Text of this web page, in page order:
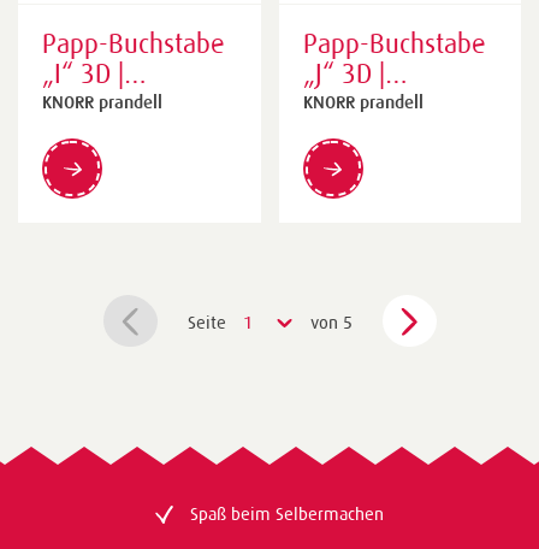
Papp-Buchstabe
„I“ 3D |
55×175×55 mm,
natur
KNORR prandell
Papp-Buchstabe
„J“ 3D |
110×175×55
mm, natur
KNORR prandell
Seite 1 von 5
Spaß beim Selbermachen